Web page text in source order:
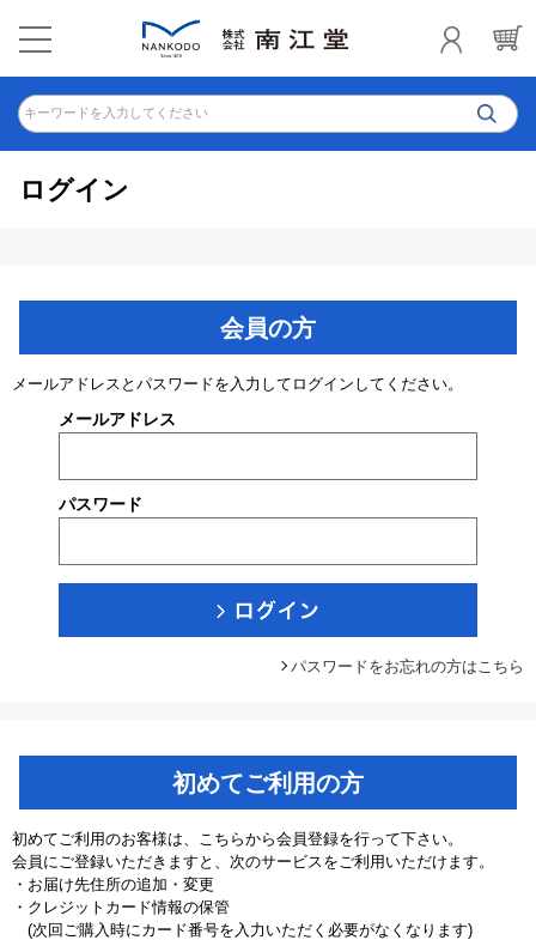
キーワードを入力してください
ログイン
会員の方
メールアドレスとパスワードを入力してログインしてください。
メールアドレス
パスワード
パスワードをお忘れの方はこちら
初めてご利用の方
初めてご利用のお客様は、こちらから会員登録を行って下さい。
会員にご登録いただきますと、次のサービスをご利用いただけます。
・お届け先住所の追加・変更
・クレジットカード情報の保管
(次回ご購入時にカード番号を入力いただく必要がなくなります)